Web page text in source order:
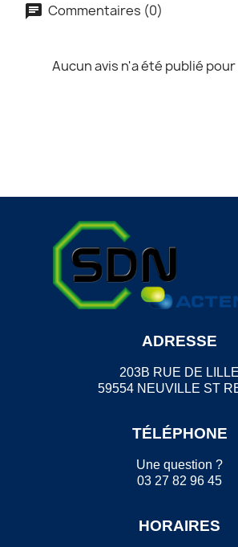
Commentaires (0)
Aucun avis n'a été publié
ADRESSE
203B RUE DE LILLE
59554 NEUVILLE ST
TÉLÉPHONE
Une question ?
03 27 82 96 45
HORAIRES